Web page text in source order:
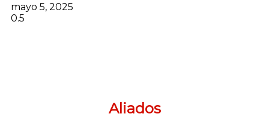
mayo 5, 2025
Aliados